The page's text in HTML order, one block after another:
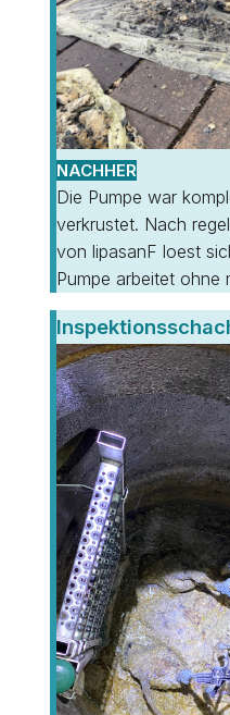
NACHHER
Die Pumpe war
verkrustet. Nach
von lipasanF loest
Pumpe arbeitet ohne